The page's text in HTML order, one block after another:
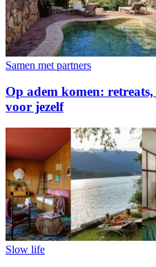
Samen met partners
Op adem komen:
voor jezelf
Slow life